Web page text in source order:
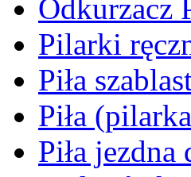
Odkurzacz
Pilarki
Piła
Piła
Piła